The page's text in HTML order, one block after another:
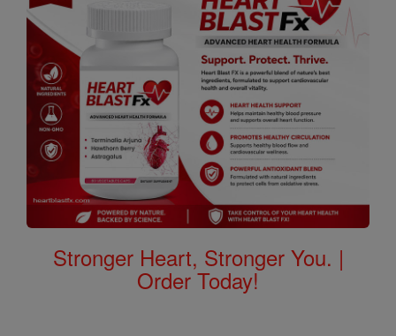
Stronger Heart, Stronger You. |
Order Today!